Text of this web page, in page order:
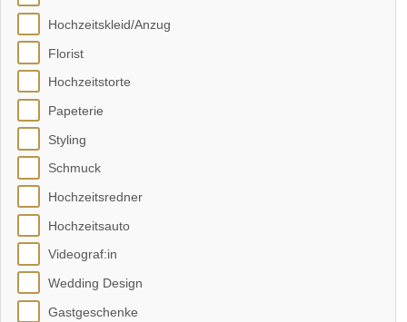
Hochzeitskleid/Anzug
Florist
Hochzeitstorte
Papeterie
Styling
Schmuck
Hochzeitsredner
Hochzeitsauto
Videograf:in
Wedding Design
Gastgeschenke